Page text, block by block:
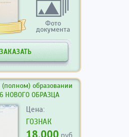
Фото
документа
ЗАКАЗАТЬ
(полном) образовании
НОВОГО ОБРАЗЦА
Цена:
ГОЗНАК
18.000